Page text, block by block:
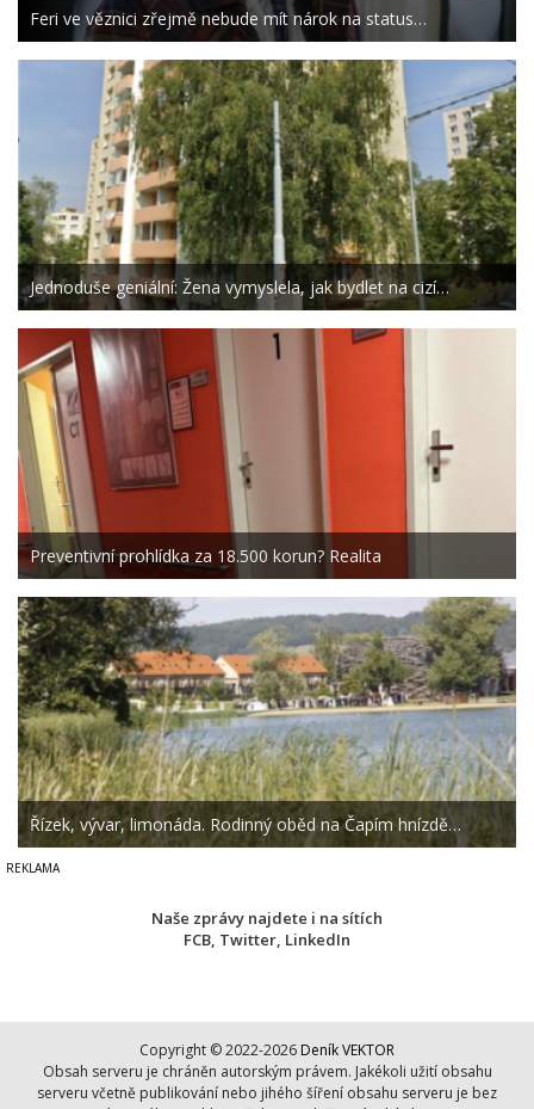
Feri ve věznici zřejmě nebude mít nárok na status…
Jednoduše geniální: Žena vymyslela, jak bydlet na cizí…
Preventivní prohlídka za 18.500 korun? Realita
Řízek, vývar, limonáda. Rodinný oběd na Čapím hnízdě…
Naše zprávy najdete i na sítích
FCB, Twitter, LinkedIn
Copyright © 2022-2026 Deník VEKTOR
Obsah serveru je chráněn autorským právem. Jakékoli užití obsahu
serveru včetně publikování nebo jihého šíření obsahu serveru je bez